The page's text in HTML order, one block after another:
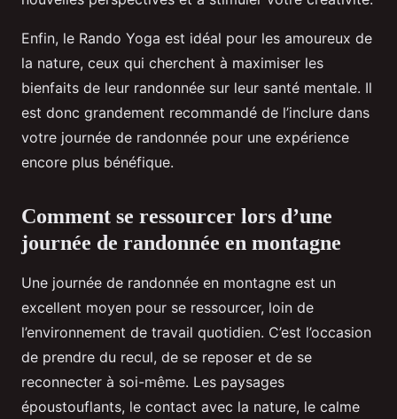
Enfin, le Rando Yoga est idéal pour les amoureux de
la nature, ceux qui cherchent à maximiser les
bienfaits de leur randonnée sur leur santé mentale. Il
est donc grandement recommandé de l’inclure dans
votre journée de randonnée pour une expérience
encore plus bénéfique.
Comment se ressourcer lors d’une
journée de randonnée en montagne
Une journée de randonnée en montagne est un
excellent moyen pour se ressourcer, loin de
l’environnement de travail quotidien. C’est l’occasion
de prendre du recul, de se reposer et de se
reconnecter à soi-même. Les paysages
époustouflants, le contact avec la nature, le calme